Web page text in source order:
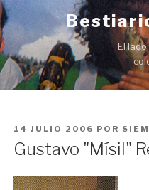
Ir
al
contenido
El
PUBLICADO
EN
14 JULIO 2006 POR
Gustavo "Mísil"